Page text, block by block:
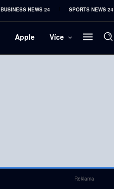
BUSINESS NEWS 24 SPORTS NEWS 24
Apple Více
Reklama